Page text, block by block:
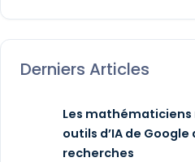
Derniers Articles
Les
outils d’IA de
recherches